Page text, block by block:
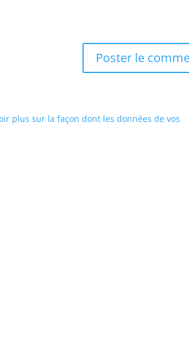
plus sur la façon dont les données de vos